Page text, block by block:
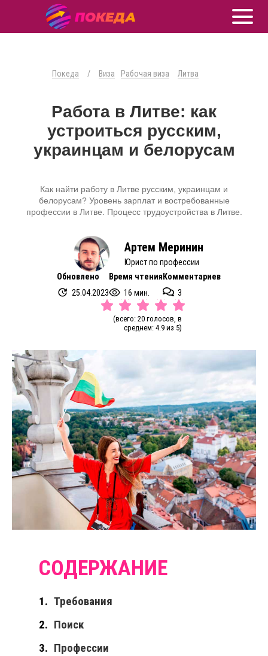
Покеда / Виза Рабочая виза Литва
Работа в Литве: как
устроиться русским,
украинцам и белорусам
Как найти работу в Литве русским, украинцам и
белорусам? Уровень зарплат и востребованные
профессии в Литве. Процесс трудоустройства в Литве.
Артем Меринин
Юрист по профессии
Обновлено
25.04.2023
Время чтения
16 мин.
Комментариев
3
(всего: 20 голосов, в
среднем: 4.9 из 5)
Требования
Поиск
Профессии